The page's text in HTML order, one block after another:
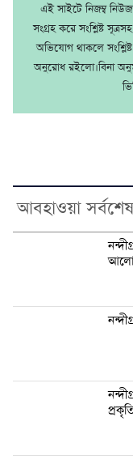
এই সাইটে নিজম্ব
সংগ্রহ করে সংশ্লিষ্ট
অভিযোগ থাকলে
অনুরোধ রইলো।বিনা
আবহাওয়া সর্বশেষ